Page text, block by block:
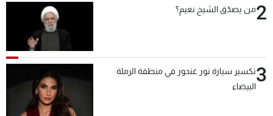
2من يصدّق الشيخ نعيم؟
3تكسير سيارة نور غندور في منطقة الرملة
البيضاء